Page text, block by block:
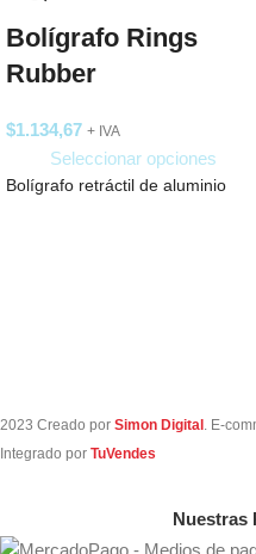
Bolígrafo Rings
Rubber
$1.134,67 + IVA
Seleccionar opciones
Bolígrafo retráctil de aluminio
2023 Creado por Simon Digital . E-
Integrado por TuVendes
Nuestras